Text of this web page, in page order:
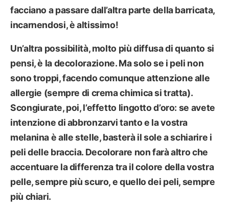
facciano a passare dall’altra parte della barricata,
incarnendosi, è altissimo!
Un’altra possibilità, molto più diffusa di quanto si
pensi, è ladecolorazione. Ma solo se i peli non
sono troppi, facendo comunque attenzione alle
allergie (sempre di crema chimica si tratta).
Scongiurate, poi, l’effetto lingotto d’oro: se avete
intenzione di abbronzarvi tanto e la vostra
melanina è alle stelle, basterà il sole a schiarire i
peli delle braccia. Decolorare non farà altro che
accentuare la differenza tra il colore della vostra
pelle, sempre più scuro, e quello dei peli, sempre
più chiari.